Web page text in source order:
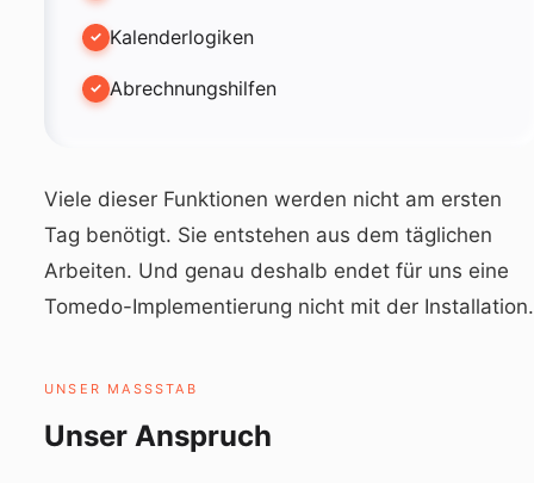
Kalenderlogiken
Abrechnungshilfen
Viele dieser Funktionen werden nicht am ersten
Tag benötigt. Sie entstehen aus dem täglichen
Arbeiten. Und genau deshalb endet für uns eine
Tomedo-Implementierung nicht mit der Installation.
UNSER MASSSTAB
Unser Anspruch